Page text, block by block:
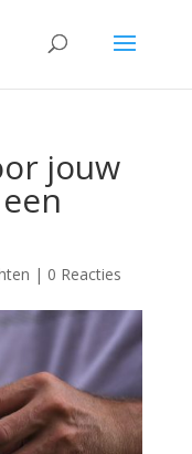
jouw
| 0 Reacties